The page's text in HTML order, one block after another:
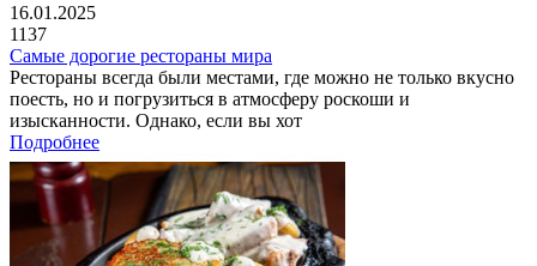
16.01.2025
1137
Самые дорогие рестораны мира
Рестораны всегда были местами, где можно не только вкусно
поесть, но и погрузиться в атмосферу роскоши и
изысканности. Однако, если вы хот
Подробнее